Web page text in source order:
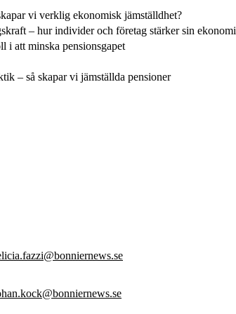
vi verklig ekonomisk jämställdhet?
– hur individer och företag stärker sin ekonomi
i att minska pensionsgapet
– så skapar vi jämställda pensioner